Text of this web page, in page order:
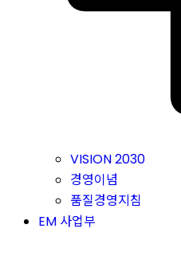
VISION 2030
경영이념
품질경영지침
EM 사업부